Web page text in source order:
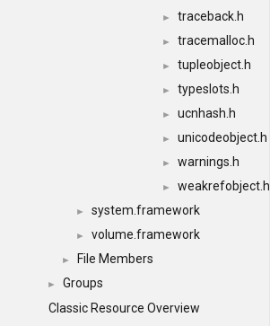
► traceback.h
► tracemalloc.h
► tupleobject.h
► typeslots.h
► ucnhash.h
► unicodeobject.h
► warnings.h
► weakrefobject.h
► system.framework
► volume.framework
► File Members
►
Groups
Classic Resource Overview